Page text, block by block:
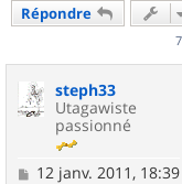
Répondre
steph33
Utagawiste
passionné
M12 janv. 2011, 18:39